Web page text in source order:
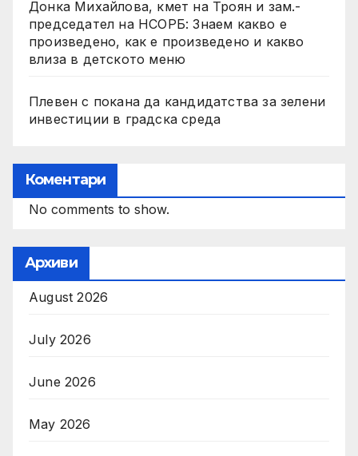
Донка Михайлова, кмет на Троян и зам.-
председател на НСОРБ: Знаем какво е
произведено, как е произведено и какво
влиза в детското меню
Плевен с покана да кандидатства за зелени
инвестиции в градска среда
Коментари
No comments to show.
Архиви
August 2026
July 2026
June 2026
May 2026